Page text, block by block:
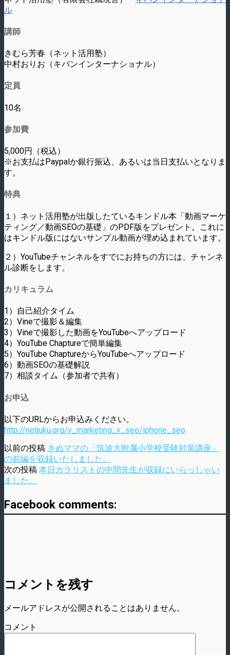
ル
講師
きむら芳春（ネット活用塾）
中村おりお（キバンインターナショナル）
定員
10名
参加費
5,000円（税込）
※お支払はPaypalか銀行振込、あるいは当日支払いとなりま
す。
特典
１）ネット活用塾が出版したているキンドル本「動画マーケ
ティング／動画SEOの基礎」のPDF版をプレゼント。これに
はキンドル版にはないサンプル動画が埋め込まれています。
２）YouTubeチャンネルをすでにお持ちの方には、チャンネ
ル診断をします。
カリキュラム
1）自己紹介タイム
2）Vineで撮影＆編集
3）Vineで撮影した動画をYouTubeへアップロード
4）YouTube Chaptureで簡単編集
5）YouTube ChaptureからYouTubeへアップロード
6）動画SEOの基礎解説
7）相談タイム（参加者で共有）
お申込
以下のURLからお申込みください。
http://netjuku.org/v_marketing_v_seo/iphone_seo
以前の投稿 きぬママの「筑波大附属小学校受験対策講座」
の前編を収録いたしました。
次の投稿 本日カラリストの中間先生が収録にいらっしゃい
ました。
Facebook comments:
コメントを残す
メールアドレスが公開されることはありません。
コメント